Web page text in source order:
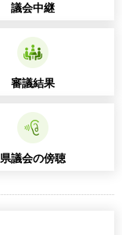
議会中継
審議結果
県議会の傍聴